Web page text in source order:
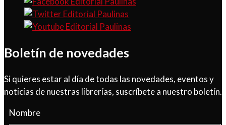
Boletín de novedades
Si quieres estar al día de todas las novedades, eventos y
noticias de nuestras librerías, suscríbete a nuestro boletín.
Nombre